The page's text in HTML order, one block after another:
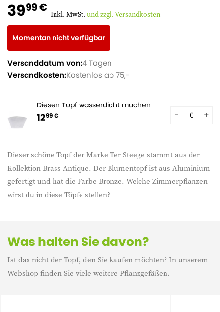
Dieser schöne Topf der Marke Ter Steege stammt aus der
Kollektion Brass Antique. Der Blumentopf ist aus Aluminium
gefertigt und hat die Farbe Bronze. Welche Zimmerpflanzen
wirst du in diese Töpfe stellen?
3999 € Inkl. MwSt. und zzgl. Versandkosten
Momentan nicht verfügbar
Versanddatum von:4 Tagen
Versandkosten:Kostenlos ab 75,-
Diesen Topf wasserdicht machen
1299 €
Was halten Sie davon?
Ist das nicht der Topf, den Sie kaufen möchten? In unserem
Webshop finden Sie viele weitere Pflanzgefäßen.